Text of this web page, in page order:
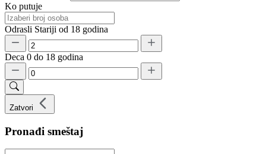
Ko putuje
Odrasli Stariji od 18 godina
Deca 0 do 18 godina
Zatvori
Pronađi smeštaj